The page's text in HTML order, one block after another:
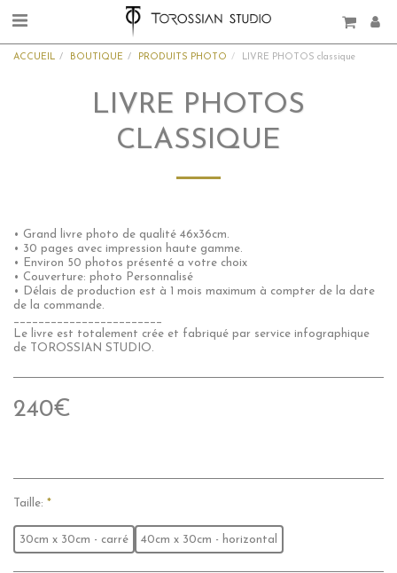
ACCUEIL BOUTIQUE PRODUITS PHOTO LIVRE PHOTOS classique
LIVRE PHOTOS
CLASSIQUE
• Grand livre photo de qualité 46x36cm.
• 30 pages avec impression haute gamme.
• Environ 50 photos présenté a votre choix
• Couverture: photo Personnalisé
• Délais de production est à 1 mois maximum à compter de la date
de la commande.
________________________
Le livre est totalement crée et fabriqué par service infographique
de TOROSSIAN STUDIO.
240€
Taille: *
30cm x 30cm - carré 40cm x 30cm - horizontal